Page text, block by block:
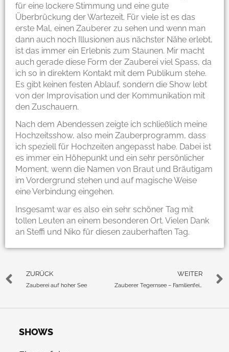
für eine lockere Stimmung und eine gute
Überbrückung der Wartezeit. Für viele ist es das
erste Mal, einen Zauberer zu sehen und wenn man
dann auch noch Illusionen aus nächster Nähe erlebt,
ist das immer ein Erlebnis zum Staunen. Mir macht
auch gerade diese Form der Zauberei viel Spass, da
ich so in direktem Kontakt mit dem Publikum stehe.
Es gibt keinen festen Ablauf, sondern die Show lebt
von der Improvisation und der Kommunikation mit
den Zuschauern.
Nach dem Abendessen zeigte ich schließlich meine
Hochzeitsshow, also mein Zauberprogramm, dass
ich speziell für Hochzeiten angepasst habe. Dabei ist
es immer ein Höhepunkt und ein sehr persönlicher
Moment, wenn die Namen von Braut und Bräutigam
im Vordergrund stehen und auf magische Weise
eine Verbindung eingehen.
Insgesamt war es also ein sehr schöner Tag mit
tollen Leuten an einem besonderen Ort. Vielen Dank
an Steffi und Niko für diesen zauberhaften Tag.
ZURÜCK
Zauberei auf hoher See
WEITER
Zauberer Tegernsee – Familienfeier im Freihaus Brenner
SHOWS